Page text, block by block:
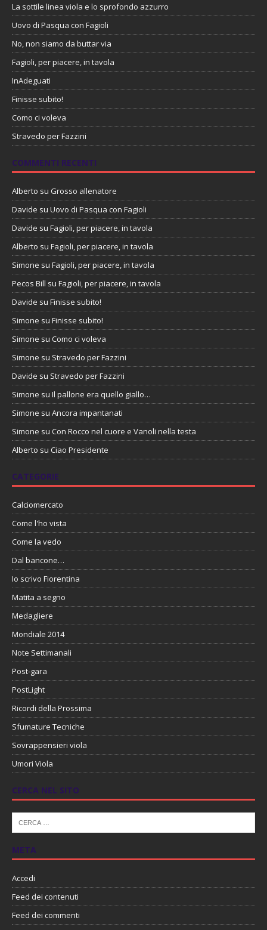
La sottile linea viola e lo sprofondo azzurro
Uovo di Pasqua con Fagioli
No, non siamo da buttar via
Fagioli, per piacere, in tavola
InAdeguati
Finisse subito!
Como ci voleva
Stravedo per Fazzini
COMMENTI RECENTI
Alberto su Grosso allenatore
Davide su Uovo di Pasqua con Fagioli
Davide su Fagioli, per piacere, in tavola
Alberto su Fagioli, per piacere, in tavola
Simone su Fagioli, per piacere, in tavola
Pecos Bill su Fagioli, per piacere, in tavola
Davide su Finisse subito!
Simone su Finisse subito!
Simone su Como ci voleva
Simone su Stravedo per Fazzini
Davide su Stravedo per Fazzini
Simone su Il pallone era quello giallo…
Simone su Ancora impantanati
Simone su Con Rocco nel cuore e Vanoli nella testa
Alberto su Ciao Presidente
CATEGORIE
Calciomercato
Come l'ho vista
Come la vedo
Dal bancone…
Io scrivo Fiorentina
Matita a segno
Medagliere
Mondiale 2014
Note Settimanali
Post-gara
PostLight
Ricordi della Prossima
Sfumature Tecniche
Sovrappensieri viola
Umori Viola
CERCA NEL SITO
META
Accedi
Feed dei contenuti
Feed dei commenti